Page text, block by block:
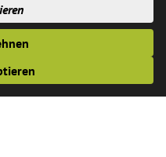
der Homepage der